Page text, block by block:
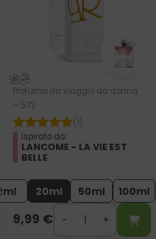
Profumo da viaggio da donna
– 572
(1)
Ispirato da:
LANCOME - LA VIE EST
BELLE
2ml 20ml 50ml 100ml
9,99 €